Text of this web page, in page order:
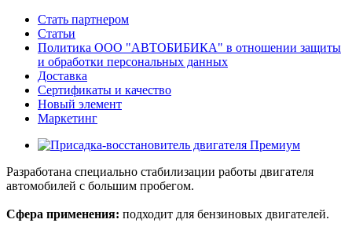
Стать партнером
Статьи
Политика ООО "АВТОБИБИКА" в отношении защиты
и обработки персональных данных
Доставка
Сертификаты и качество
Новый элемент
Маркетинг
Разработана специально стабилизации работы двигателя
автомобилей с большим пробегом.
Сфера применения: подходит для бензиновых двигателей.